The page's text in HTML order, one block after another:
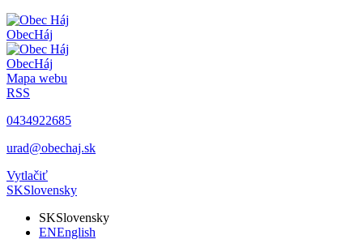
ObecHáj
ObecHáj
Mapa webu
RSS
0434922685
urad@obechaj.sk
Vytlačiť
SKSlovensky
SKSlovensky
ENEnglish